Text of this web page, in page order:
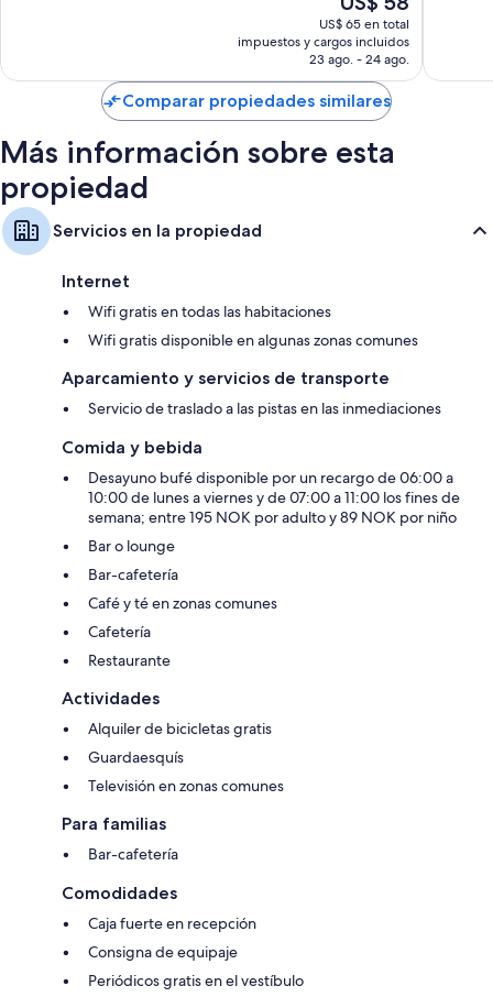
precio
actual
es
de
US$ 58
US$ 65 en total
impuestos y cargos incluidos
23 ago. - 24 ago.
Comparar propiedades similares
Más información sobre esta
propiedad
Servicios en la propiedad
Internet
Wifi gratis en todas las habitaciones
Wifi gratis disponible en algunas zonas comunes
Aparcamiento y servicios de transporte
Servicio de traslado a las pistas en las inmediaciones
Comida y bebida
Desayuno bufé disponible por un recargo de 06:00 a
10:00 de lunes a viernes y de 07:00 a 11:00 los fines de
semana; entre 195 NOK por adulto y 89 NOK por niño
Bar o lounge
Bar-cafetería
Café y té en zonas comunes
Cafetería
Restaurante
Actividades
Alquiler de bicicletas gratis
Guardaesquís
Televisión en zonas comunes
Para familias
Bar-cafetería
Comodidades
Caja fuerte en recepción
Consigna de equipaje
Periódicos gratis en el vestíbulo